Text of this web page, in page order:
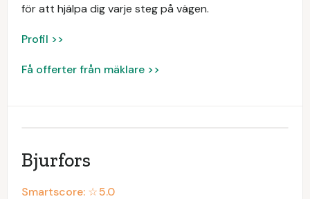
för att hjälpa dig varje steg på vägen.
Profil >>
Få offerter från mäklare >>
Bjurfors
Smartscore: ☆5.0